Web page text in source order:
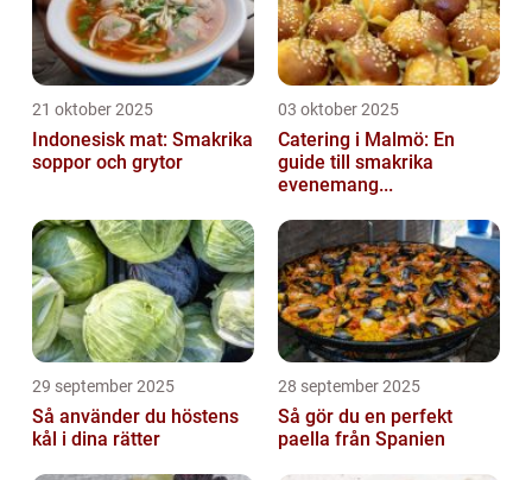
21 oktober 2025
Indonesisk mat: Smakrika
soppor och grytor
03 oktober 2025
Catering i Malmö: En
guide till smakrika
evenemang...
29 september 2025
Så använder du höstens
kål i dina rätter
28 september 2025
Så gör du en perfekt
paella från Spanien